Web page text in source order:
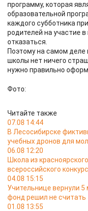
программу, которая
образовательной
каждого субботника
родителей на участие
отказаться.
Поэтому на самом деле
школы нет ничего
нужно правильно
Фото:
Читайте также
07.08 14:44
В Лесосибирске
учебных дронов для
06.08 12:20
Школа из
всероссийского
04.08 15:15
Учительнице вернули
фонд решил не считать
01.08 13:55